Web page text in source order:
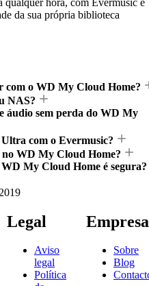
da sua própria biblioteca
com o WD My Cloud Home?
NAS?
áudio sem perda do WD My
com o Evermusic?
no WD My Cloud Home?
My Cloud Home é segura?
Legal
Aviso
legal
Política
Empresa
Sobre
Blog